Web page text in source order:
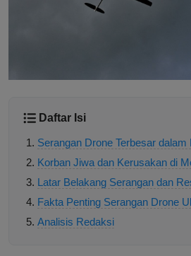
Daftar Isi
Serangan Drone Terbesar
Korban Jiwa dan Kerusakan di
Latar Belakang Serangan dan
Fakta Penting Serangan Drone
Analisis Redaksi